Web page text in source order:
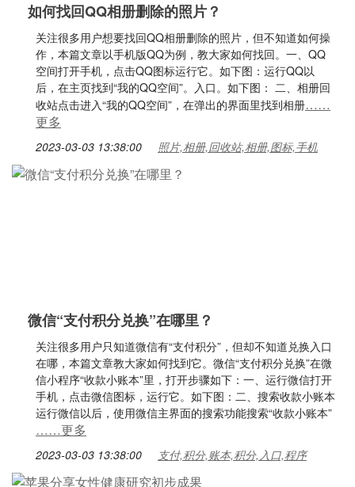
如何找回QQ相册删除的照片？
关注很多用户想要找回QQ相册删除的照片，但不知道如何操
作，本篇文章以手机版QQ为例，教大家如何找回。一、QQ
空间打开手机，点击QQ图标运行它。如下图：运行QQ以
后，在主页找到“我的QQ空间”。入口。如下图： 二、相册回
收站点击进入“我的QQ空间”，在弹出的界面里找到相册……
更多
2023-03-03 13:38:00 照片,相册,回收站,相册,图标,手机
微信“支付积分兑换”在哪里？
关注很多用户只知道微信有“支付积分”，但却不知道兑换入口
在哪，本篇文章教大家如何找到它。微信“支付积分兑换”在微
信小程序“收款小账本”里，打开步骤如下：一、运行微信打开
手机，点击微信图标，运行它。如下图：二、搜索收款小账本
运行微信以后，使用微信主界面的搜索功能搜索“收款小账本”
……更多
2023-03-03 13:38:00 支付,积分,账本,积分,入口,程序